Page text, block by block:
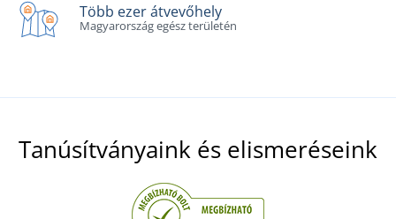
Több ezer átvevőhely
Magyarország egész területén
Tanúsítványaink és elismeréseink